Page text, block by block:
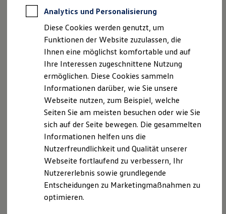
Zertifizierte Gebrauchtwagen
Für Privatkunden
Für Gewerbekunden
Leasing
Für Privatkunden
Für Gewerbekunden
Versicherungen & Garantien
Garantien
Kfz-Versicherung für Nutzfahrzeuge
Restschuldversicherung
Wartungsverträge
Besitzer & Service
Reparatur & Service
Sommer-Special
Reparatur, Pflege & Inspektion
Servicetermin anfragen
Service-Vorteile bei Volkswagen Nutzfahrzeuge
ServicePlus
Economy Service
Räder & Reifen Service
Ersatzfahrzeuge
Autohaus Ostermaier GmbH
Landshuter Straße 9
D-84137 Vilsbiburg
Tel.: +49 8741 96 33 -0
Fax: +49 8741 96 33 -8100
info@ostermaier.de
Geschäftsführer:
Thomas Henche, Dirk Weißner
Amtsgericht Landshut: HRB 1570
Umsatzsteuer-ID:
Umsatzsteuer-Identifikationsnummer nach §27a
Umsatzsteuergesetz:DE 811 333 307
Analytics und Personalisierung
Diese Cookies werden genutzt, um
Funktionen der Website zuzulassen, die
Ihnen eine möglichst komfortable und auf
Ihre Interessen zugeschnittene Nutzung
ermöglichen. Diese Cookies sammeln
Informationen darüber, wie Sie unsere
Webseite nutzen, zum Beispiel, welche
Seiten Sie am meisten besuchen oder wie Sie
sich auf der Seite bewegen. Die gesammelten
Informationen helfen uns die
Nutzerfreundlichkeit und Qualität unserer
Webseite fortlaufend zu verbessern, Ihr
Nutzererlebnis sowie grundlegende
Entscheidungen zu Marketingmaßnahmen zu
optimieren.